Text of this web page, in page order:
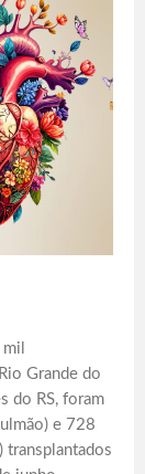
Grande do
do RS, foram
e 728
transplantados